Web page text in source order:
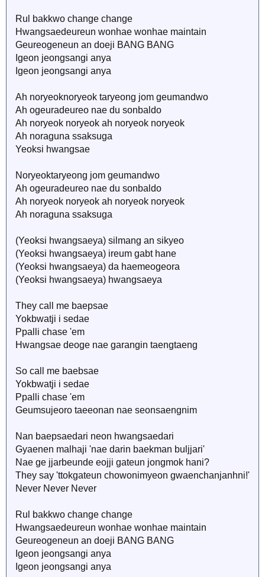
Rul bakkwo change change
Hwangsaedeureun wonhae wonhae maintain
Geureogeneun an doeji BANG BANG
Igeon jeongsangi anya
Igeon jeongsangi anya
Ah noryeoknoryeok taryeong jom geumandwo
Ah ogeuradeureo nae du sonbaldo
Ah noryeok noryeok ah noryeok noryeok
Ah noraguna ssaksuga
Yeoksi hwangsae
Noryeoktaryeong jom geumandwo
Ah ogeuradeureo nae du sonbaldo
Ah noryeok noryeok ah noryeok noryeok
Ah noraguna ssaksuga
(Yeoksi hwangsaeya) silmang an sikyeo
(Yeoksi hwangsaeya) ireum gabt hane
(Yeoksi hwangsaeya) da haemeogeora
(Yeoksi hwangsaeya) hwangsaeya
They call me baepsae
Yokbwatji i sedae
Ppalli chase 'em
Hwangsae deoge nae garangin taengtaeng
So call me baebsae
Yokbwatji i sedae
Ppalli chase 'em
Geumsujeoro taeeonan nae seonsaengnim
Nan baepsaedari neon hwangsaedari
Gyaenen malhaji 'nae darin baekman buljjari'
Nae ge jjarbeunde eojji gateun jongmok hani?
They say 'ttokgateun chowonimyeon gwaenchanjanhni!'
Never Never Never
Rul bakkwo change change
Hwangsaedeureun wonhae wonhae maintain
Geureogeneun an doeji BANG BANG
Igeon jeongsangi anya
Igeon jeongsangi anya